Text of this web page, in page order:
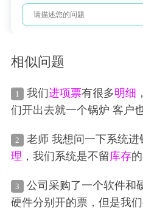
相似问题
1 我们进项票有很多明细
们开出去就一个锅炉 客户
库存对不上 甚至有的客户
的库存一直都对不上 这应
2 老师 我想问一下系统进
理 ，我们系统是不留 库存
司供应商采购了一批 月底
们7月给客户出货的8月初
3 公司采购了一个软件和
硬件分别开的票，但是我